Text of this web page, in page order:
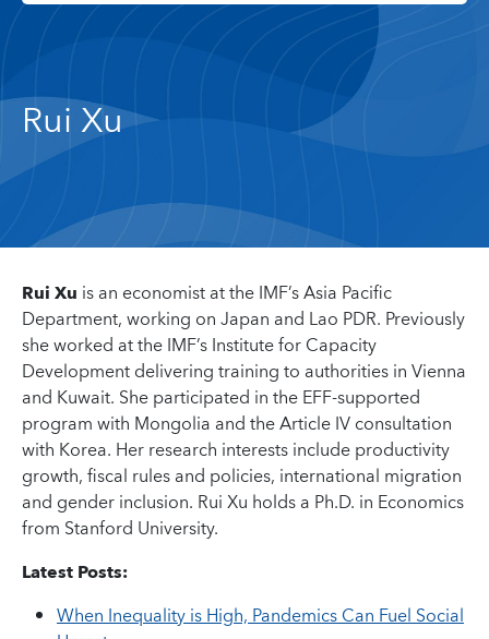
Rui Xu
Rui Xu is an economist at the IMF’s Asia Pacific
Department, working on Japan and Lao PDR. Previously
she worked at the IMF’s Institute for Capacity
Development delivering training to authorities in Vienna
and Kuwait. She participated in the EFF-supported
program with Mongolia and the Article IV consultation
with Korea. Her research interests include productivity
growth, fiscal rules and policies, international migration
and gender inclusion. Rui Xu holds a Ph.D. in Economics
from Stanford University.
Latest Posts:
When Inequality is High, Pandemics Can Fuel Social